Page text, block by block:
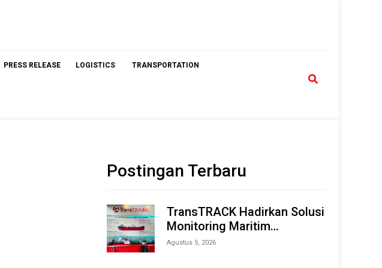
PRESS RELEASE LOGISTICS TRANSPORTATION
Postingan Terbaru
TransTRACK Hadirkan Solusi
Monitoring Maritim
Terintegrasi Berbasis AI &
Agustus 5, 2026